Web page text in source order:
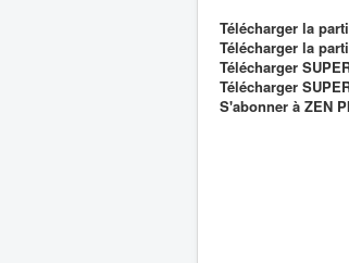
Télécharger la
Télécharger la
Télécharger
Télécharger
S'abonner à ZEN